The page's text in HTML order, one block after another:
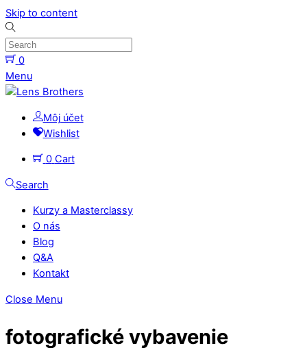
Skip to content
0
Menu
Môj účet
Wishlist
0 Cart
Search
Kurzy a Masterclassy
O nás
Blog
Q&A
Kontakt
Close Menu
fotografické vybavenie